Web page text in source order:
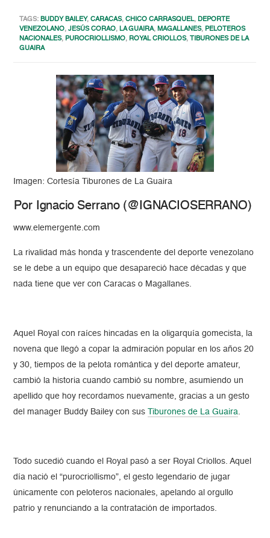
TAGS:BUDDY BAILEY,CARACAS,CHICO CARRASQUEL,DEPORTE
VENEZOLANO,JESÚS CORAO,LA GUAIRA,MAGALLANES, PELOTEROS
NACIONALES, PUROCRIOLLISMO, ROYAL CRIOLLOS, TIBURONES DE LA
GUAIRA
Imagen: Cortesía Tiburones de La Guaira
Por Ignacio Serrano (@IGNACIOSERRANO)
www.elemergente.com
La rivalidad más honda y trascendente del deporte venezolano
se le debe a un equipo que desapareció hace décadas y que
nada tiene que ver con Caracas o Magallanes.
Aquel Royal con raíces hincadas en la oligarquía gomecista, la
novena que llegó a copar la admiración popular en los años 20
y 30, tiempos de la pelota romántica y del deporte amateur,
cambió la historia cuando cambió su nombre, asumiendo un
apellido que hoy recordamos nuevamente, gracias a un gesto
del manager Buddy Bailey con sus
Tiburones de La Guaira.
Todo sucedió cuando el Royal pasó a ser Royal Criollos. Aquel
día nació el “purocriollismo”, el gesto legendario de jugar
únicamente con peloteros nacionales, apelando al orgullo
patrio y renunciando a la contratación de importados.